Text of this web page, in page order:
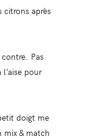
citrons après
Pas
pour
doigt me
mix & match